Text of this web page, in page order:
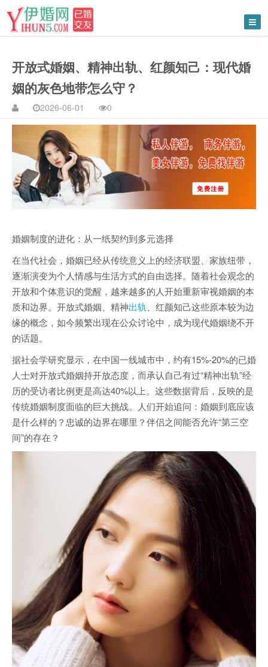
开放式婚姻、精神出轨、红颜知己：现代婚
姻的灰色地带怎么守？
2026-06-01 0
婚姻制度的进化：从一纸契约到多元选择
在当代社会，婚姻已经从传统意义上的经济联盟、家族纽带，
逐渐演变为个人情感与生活方式的自由选择。随着社会观念的
开放和个体意识的觉醒，越来越多的人开始重新审视婚姻的本
质和边界。开放式婚姻、精神出轨 、红颜知己这些原本较为边
缘的概念，如今频繁出现在公众讨论中，成为现代婚姻绕不开
的话题。
据社会学研究显示，在中国一线城市中，约有15%-20%的已婚
人士对开放式婚姻持开放态度，而承认自己有过“精神出轨”经
历的受访者比例更是高达40%以上。这些数据背后，反映的是
传统婚姻制度面临的巨大挑战。人们开始追问：婚姻到底应该
是什么样的？忠诚的边界在哪里？伴侣之间能否允许“第三空
间”的存在？